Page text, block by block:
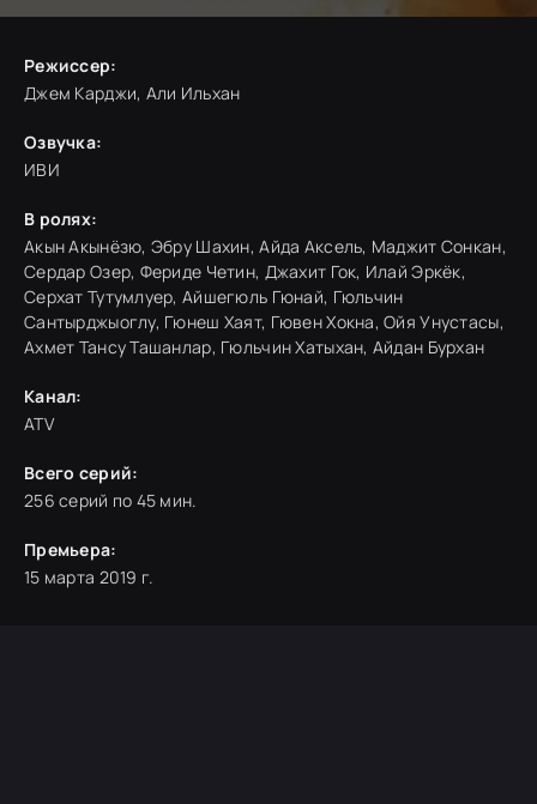
Режиссер:
Джем Карджи, Али Ильхан
Озвучка:
ИВИ
В ролях:
Акын Акынёзю, Эбру Шахин, Айда Аксель, Маджит Сонкан,
Сердар Озер, Фериде Четин, Джахит Гок, Илай Эркёк,
Серхат Тутумлуер, Айшегюль Гюнай, Гюльчин
Сантырджыоглу, Гюнеш Хаят, Гювен Хокна, Ойя Унустасы,
Ахмет Тансу Ташанлар, Гюльчин Хатыхан, Айдан Бурхан
Канал:
ATV
Всего серий:
256 серий по 45 мин.
Премьера:
15 марта 2019 г.